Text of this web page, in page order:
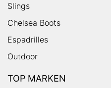
Slings
Chelsea Boots
Espadrilles
Outdoor
TOP MARKEN